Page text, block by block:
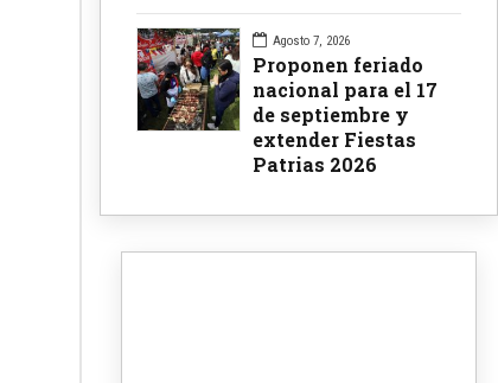
Agosto 7, 2026
Proponen feriado
nacional para el 17
de septiembre y
extender Fiestas
Patrias 2026